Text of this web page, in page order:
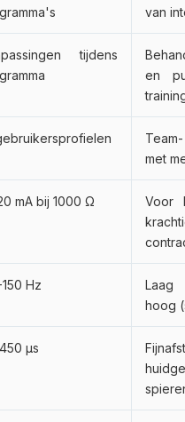
van
tijdens
en
met
mA bij 1000 Ω
Voor
Hz
hoog
µs